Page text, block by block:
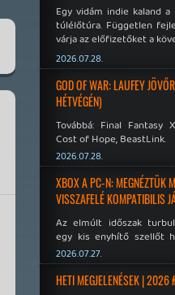
Egy vidám indie kaland
túlélőtúra. Független
várja az előfizetőket a
2026.07.28.
GOD OF WAR: LAUFEY
HÉTVÉGÉN)
Továbbá: Final Fantasy
Cost of Hope, BeastLink.
2026.07.28.
XBOX A PC-N: MEGNÉZTÜK
VISSZAFELÉ KOMPATIBILIS
Az elmúlt időszak
egy kis enyhítő szellőt
Microsoft bejelentette,
Xbox Original
meddig jutottak...
2026.07.27.
HETI MEGJELENÉSEK | 2026